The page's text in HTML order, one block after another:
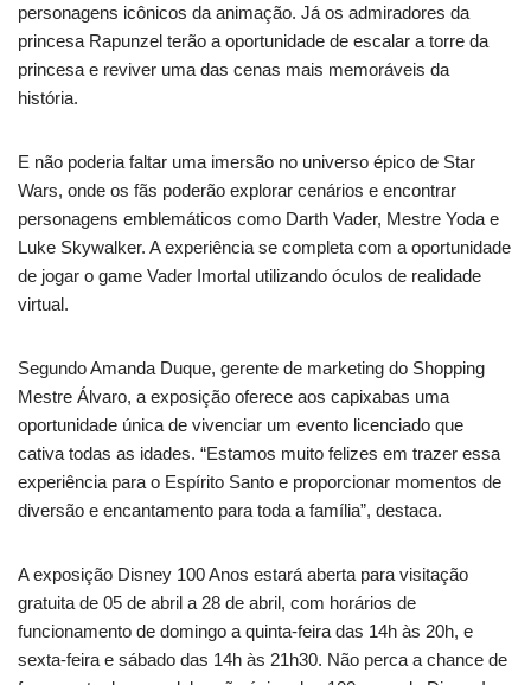
personagens icônicos da animação. Já os admiradores da
princesa Rapunzel terão a oportunidade de escalar a torre da
princesa e reviver uma das cenas mais memoráveis da
história.
E não poderia faltar uma imersão no universo épico de Star
Wars, onde os fãs poderão explorar cenários e encontrar
personagens emblemáticos como Darth Vader, Mestre Yoda e
Luke Skywalker. A experiência se completa com a oportunidade
de jogar o game Vader Imortal utilizando óculos de realidade
virtual.
Segundo Amanda Duque, gerente de marketing do Shopping
Mestre Álvaro, a exposição oferece aos capixabas uma
oportunidade única de vivenciar um evento licenciado que
cativa todas as idades. “Estamos muito felizes em trazer essa
experiência para o Espírito Santo e proporcionar momentos de
diversão e encantamento para toda a família”, destaca.
A exposição Disney 100 Anos estará aberta para visitação
gratuita de 05 de abril a 28 de abril, com horários de
funcionamento de domingo a quinta-feira das 14h às 20h, e
sexta-feira e sábado das 14h às 21h30. Não perca a chance de